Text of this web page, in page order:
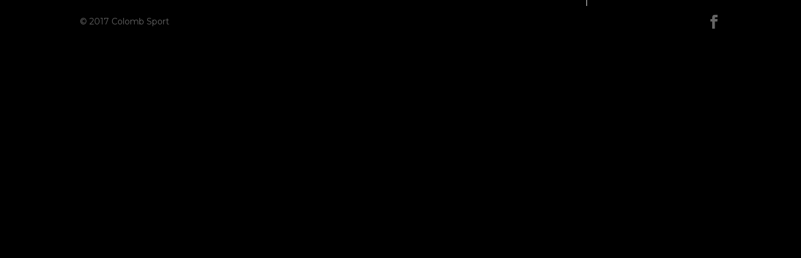
© 2017 Colomb Sport